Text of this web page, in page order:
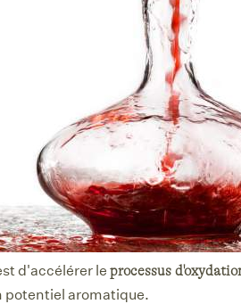
d'accélérer le processus
potentiel aromatique.